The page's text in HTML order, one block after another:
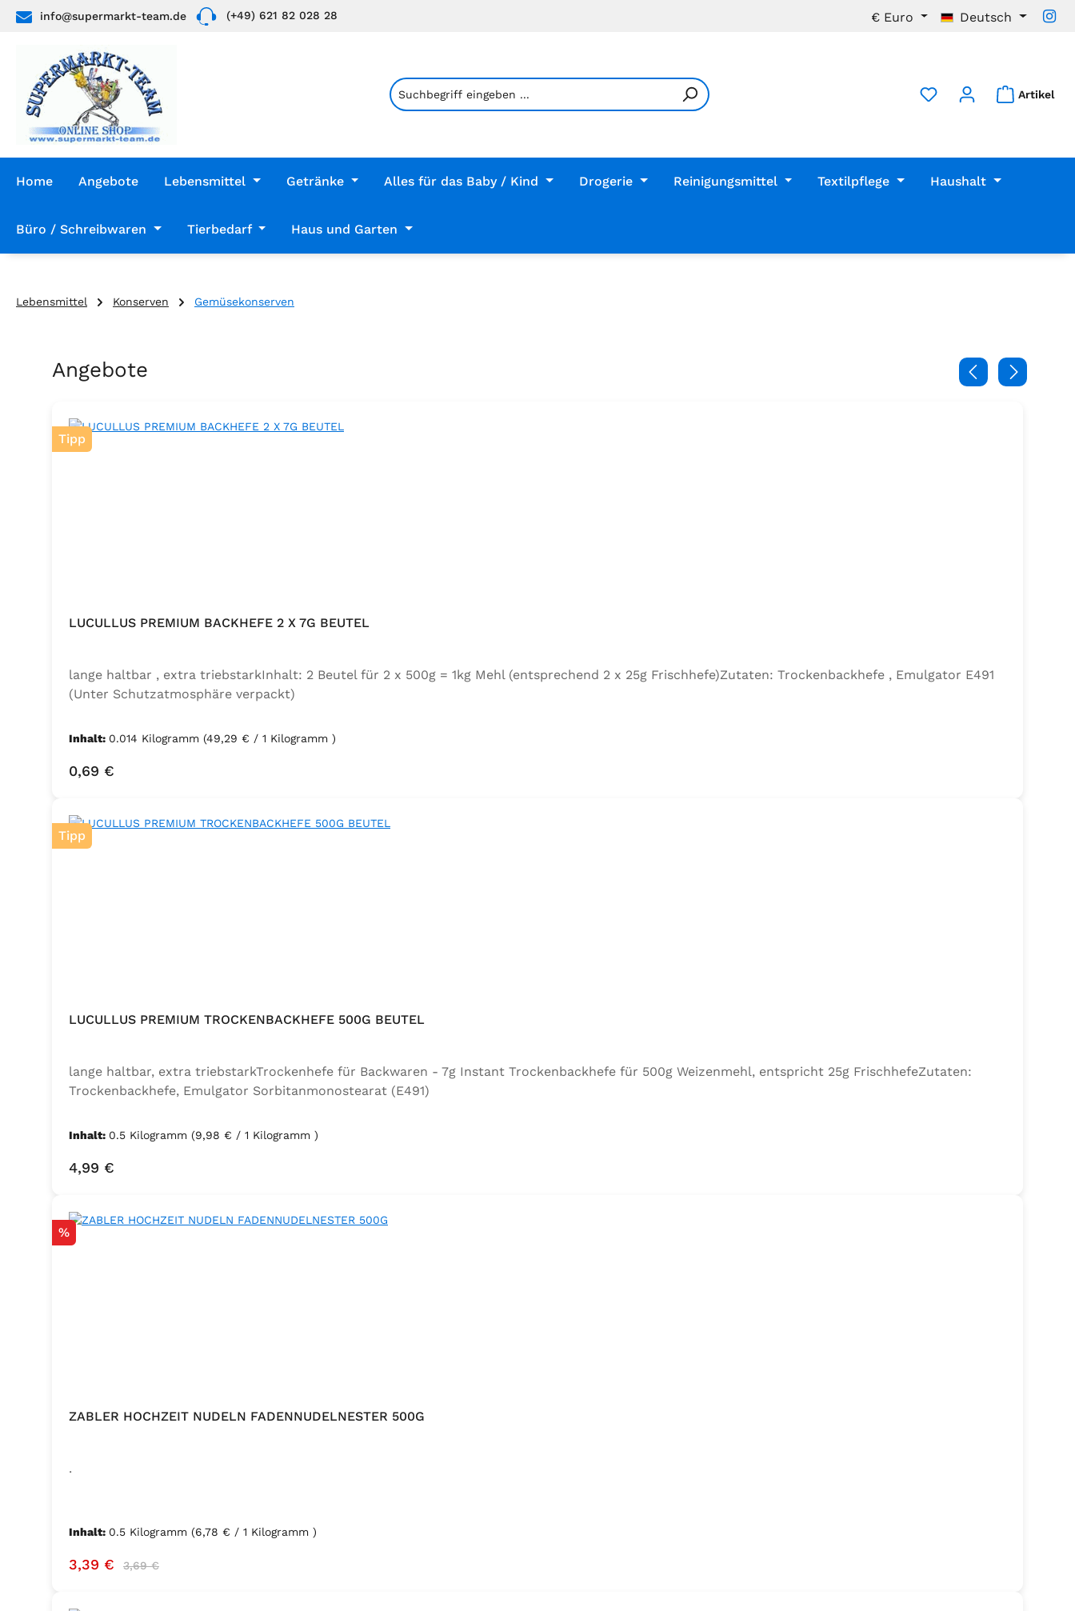
Hauptinhalt springen
Zur Suche springen
Zur Hauptnavigation springen
info@supermarkt-team.de (+49) 621 82 028 28 € Euro Deutsch
Artikel
Home Angebote Lebensmittel Getränke Alles für das Baby / Kind Drogerie Reinigungsmittel Textilpflege Haushalt
Büro / Schreibwaren Tierbedarf Haus und Garten
Lebensmittel Konserven Gemüsekonserven
Produktgalerie überspringen
Angebote
Tipp
LUCULLUS PREMIUM BACKHEFE 2 X 7G BEUTEL
lange haltbar , extra triebstarkInhalt: 2 Beutel für 2 x 500g = 1kg Mehl (entsprechend 2 x 25g Frischhefe)Zutaten: Trockenbackhefe , Emulgator E491
(Unter Schutzatmosphäre verpackt)
Inhalt: 0.014 Kilogramm (49,29 € / 1 Kilogramm )
Regulärer Preis:
0,69 €
Tipp
LUCULLUS PREMIUM TROCKENBACKHEFE 500G BEUTEL
lange haltbar, extra triebstarkTrockenhefe für Backwaren - 7g Instant Trockenbackhefe für 500g Weizenmehl, entspricht 25g FrischhefeZutaten:
Trockenbackhefe, Emulgator Sorbitanmonostearat (E491)
Inhalt: 0.5 Kilogramm (9,98 € / 1 Kilogramm )
Regulärer Preis:
4,99 €
Rabatt
%
ZABLER HOCHZEIT NUDELN FADENNUDELNESTER 500G
.
Inhalt: 0.5 Kilogramm (6,78 € / 1 Kilogramm )
Verkaufspreis:
3,39 € Regulärer Preis:
3,69 €